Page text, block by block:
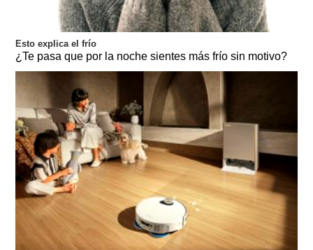
Esto explica el frío
¿Te pasa que por la noche sientes más frío sin motivo?